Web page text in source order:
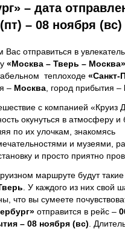
– дата
– 08 ноября (вс)
отправиться в
«Москва – Тверь – Москва»
теплоходе «Санкт-
– Москва , город прибытия –
с компанией «Круиз
окунуться в атмосферу и
по их улочкам, знакомясь
и музеями,
и просто приятно
маршруте будут
. У каждого из них свой
что вы сумеете
отправится в рейс –
– 08 ноября (вс) .